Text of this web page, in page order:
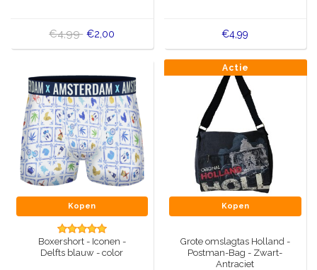
€4,99 €2,00 €4,99
Kopen
Boxershort - Iconen -
Delfts blauw - color
Actie
Kopen
Grote omslagtas Holland -
Postman-Bag - Zwart-
Antraciet